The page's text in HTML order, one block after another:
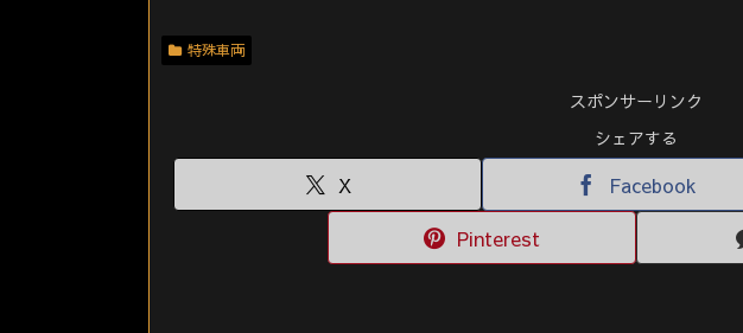
特殊車両
スポンサーリンク
シェアする
X Facebook
Pinterest